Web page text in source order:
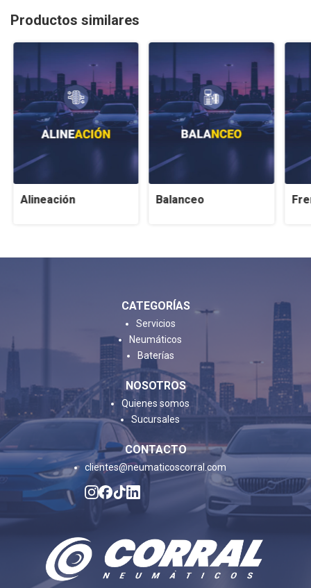
Productos similares
Alineación Balanceo
CATEGORÍAS
Servicios
Neumáticos
Baterías
NOSOTROS
Quienes somos
Sucursales
CONTACTO
clientes@neumaticoscorral.com